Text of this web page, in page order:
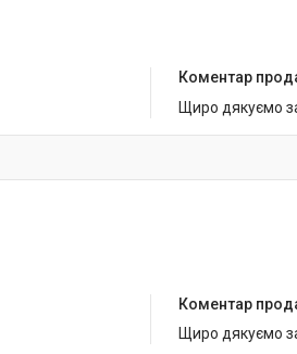
Коментар
Щиро дякуємо
Коментар
Щиро дякуємо